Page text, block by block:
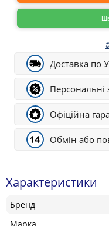
Доставка по
Офіційна
Обмін або
Характеристики
Бренд